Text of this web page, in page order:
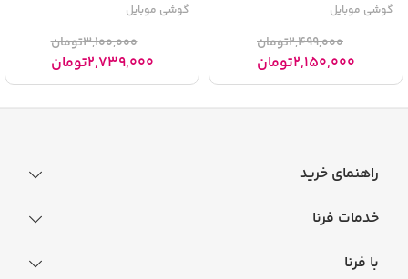
گوشی موبایل
2,499,000تومان
2,150,000تومان
گوشی موبایل
3,100,000تومان
2,739,000تومان
راهنمای خرید
راهنمای خرید اقساطی
خدمات فرنا
با فرنا